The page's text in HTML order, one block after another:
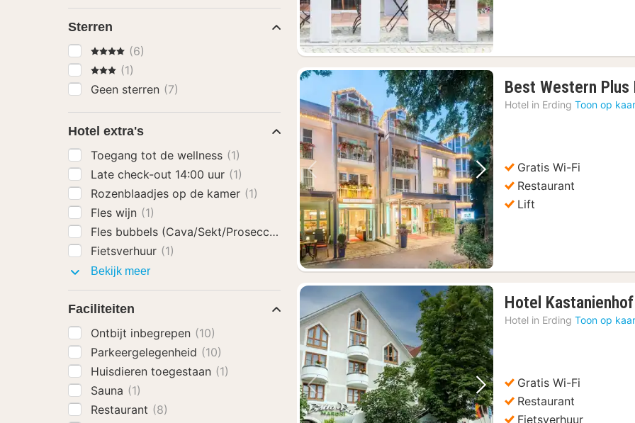
Vorige foto Volgende foto
Best Western Plus
Hotel in Erding Toon op
Gratis Wi-Fi
Restaurant
Lift
Vorige foto Volgende foto
Hotel Kastanienhof
Hotel in Erding Toon op
Gratis Wi-Fi
Restaurant
Fietsverhuur
Sterren
4 Sterren
(6)
3 Sterren
(1)
Geen sterren (7)
Hotel extra's
Toegang tot de wellness (1)
Late check-out 14:00 uur (1)
Rozenblaadjes op de kamer (1)
Fles wijn (1)
Fles bubbels (Cava/Sekt/Prosecco)
Fietsverhuur (1)
Bekijk meerHotel
Faciliteiten
Ontbijt inbegrepen (10)
Parkeergelegenheid (10)
Huisdieren toegestaan (1)
Sauna (1)
Restaurant (8)